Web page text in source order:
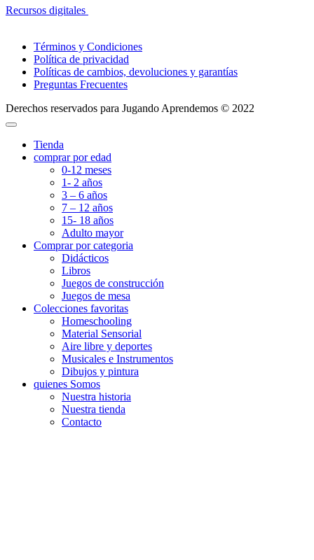
Recursos digitales
Términos y Condiciones
Política de privacidad
Políticas de cambios, devoluciones y garantías
Preguntas Frecuentes
Derechos reservados para Jugando Aprendemos © 2022
Tienda
comprar por edad
0-12 meses
1- 2 años
3 – 6 años
7 – 12 años
15- 18 años
Adulto mayor
Comprar por categoria
Didácticos
Libros
Juegos de construcción
Juegos de mesa
Colecciones favoritas
Homeschooling
Material Sensorial
Aire libre y deportes
Musicales e Instrumentos
Dibujos y pintura
quienes Somos
Nuestra historia
Nuestra tienda
Contacto